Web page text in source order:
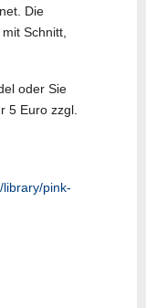
Die
Schnitt,
oder Sie
5 Euro zzgl.
library/pink-